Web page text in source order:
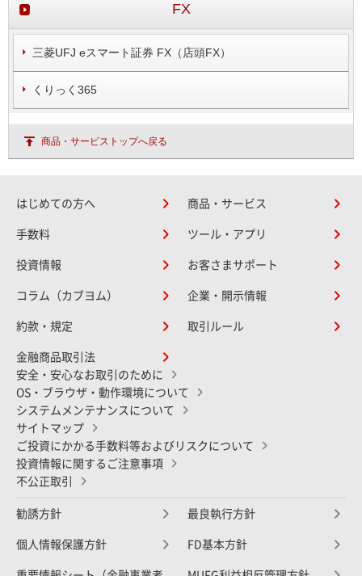
FX
三菱UFJ eスマート証券 FX（店頭FX）
くりっく365
商品・サービストップへ戻る
はじめての方へ 商品・サービス
手数料 ツール・アプリ
投資情報 お客さまサポート
コラム（カブヨム） 企業・開示情報
約款・規定 取引ルール
金融商品取引法
安全・安心なお取引のために
OS・ブラウザ・動作環境について
システムメンテナンスについて
サイトマップ
ご投資にかかる手数料等およびリスクについて
投資情報に関するご注意事項
不公正取引
勧誘方針 最良執行方針
個人情報保護方針 FD基本方針